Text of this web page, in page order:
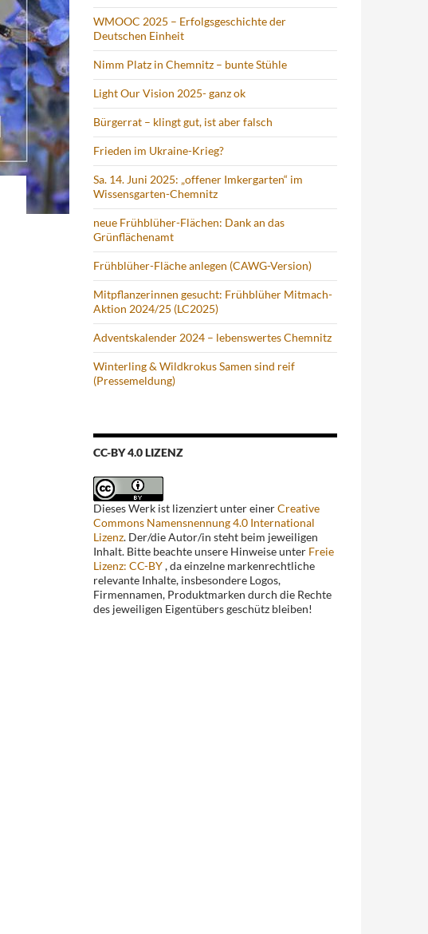
WMOOC 2025 – Erfolgsgeschichte der
Deutschen Einheit
Nimm Platz in Chemnitz – bunte Stühle
Light Our Vision 2025- ganz ok
Bürgerrat – klingt gut, ist aber falsch
Frieden im Ukraine-Krieg?
Sa. 14. Juni 2025: „offener Imkergarten“ im
Wissensgarten-Chemnitz
neue Frühblüher-Flächen: Dank an das
Grünflächenamt
Frühblüher-Fläche anlegen (CAWG-Version)
Mitpflanzerinnen gesucht: Frühblüher Mitmach-
Aktion 2024/25 (LC2025)
Adventskalender 2024 – lebenswertes Chemnitz
Winterling & Wildkrokus Samen sind reif
(Pressemeldung)
CC-BY 4.0 LIZENZ
Dieses Werk ist lizenziert unter einerCreative
Commons Namensnennung 4.0 International
Lizenz. Der/die Autor/in steht beim jeweiligen
Inhalt. Bitte beachte unsere Hinweise unter Freie
Lizenz: CC-BY, da einzelne markenrechtliche
relevante Inhalte, insbesondere Logos,
Firmennamen, Produktmarken durch die Rechte
des jeweiligen Eigentübers geschütz bleiben!